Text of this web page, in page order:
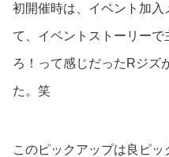
初開催時は、イベント加
て、イベントストーリー
ろ！って感じだったRジズ
た。笑
このピックアップは良ピ